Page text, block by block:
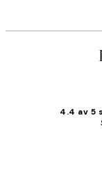
4.4 av 5